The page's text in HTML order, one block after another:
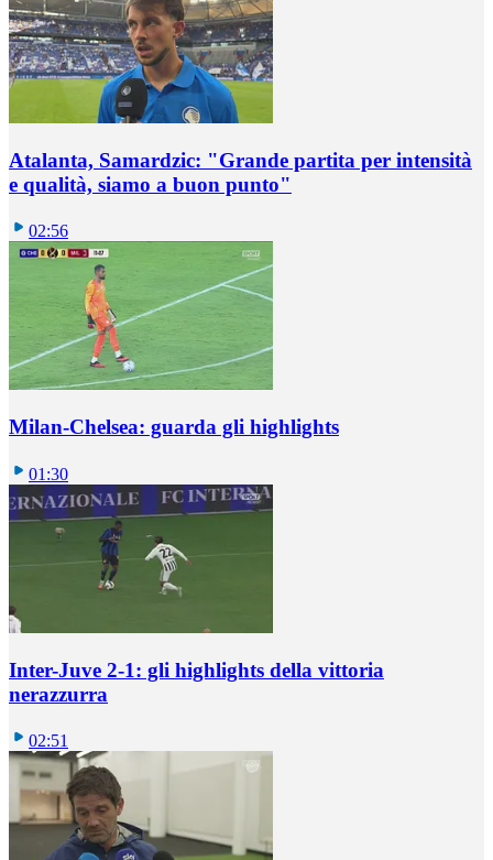
Atalanta, Samardzic: "Grande partita per intensità
e qualità, siamo a buon punto"
02:56
Milan-Chelsea: guarda gli highlights
01:30
Inter-Juve 2-1: gli highlights della vittoria
nerazzurra
02:51